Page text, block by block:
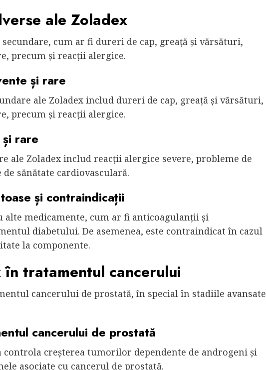
ale Zoladex
secundare, cum ar fi dureri de cap, greață și vărsături,
precum și reacții alergice.
și rare
ale Zoladex includ dureri de cap, greață și vărsături,
precum și reacții alergice.
rare
ale Zoladex includ reacții alergice severe, probleme de
sănătate cardiovasculară.
și contraindicații
alte medicamente, cum ar fi anticoagulanții și
diabetului. De asemenea, este contraindicat în cazul
la componente.
tratamentul cancerului
cancerului de prostată, în special în stadiile avansate
cancerului de prostată
creșterea tumorilor dependente de androgeni și
asociate cu cancerul de prostată.